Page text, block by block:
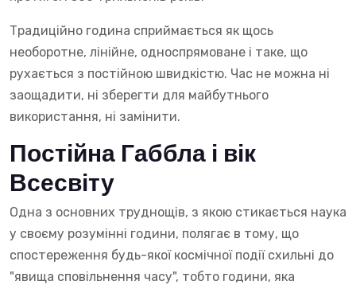
Традиційно година сприймається як щось
необоротне, лінійне, односпрямоване і таке, що
рухається з постійною швидкістю. Час не можна ні
заощадити, ні зберегти для майбутнього
використання, ні замінити.
Постійна Габбла і вік
Всесвіту
Одна з основних труднощів, з якою стикається наука
у своєму розумінні години, полягає в тому, що
спостереження будь-якої космічної події схильні до
"явища сповільнення часу", тобто години, яка